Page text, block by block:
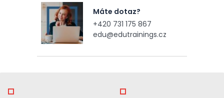
Máte dotaz?
+420 731 175 867
edu@edutrainings.cz